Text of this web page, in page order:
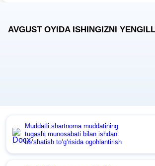
AVGUST OYIDA ISHINGIZNI
Muddatli shartnoma muddatining
tugashi munosabati bilan ishdan
boʻshatish toʻgʻrisida ogohlantirish